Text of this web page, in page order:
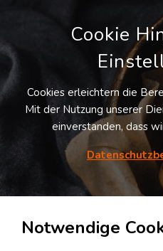
Suche
Cookie
Cookies erleichtern die
Mit der Nutzung unserer
einverstanden, dass
Notwendige